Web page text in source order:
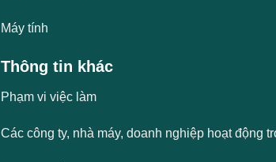
Máy tính
Thông tin khác
Phạm vi việc làm
Các công ty, nhà máy, doanh nghiệp hoạt động